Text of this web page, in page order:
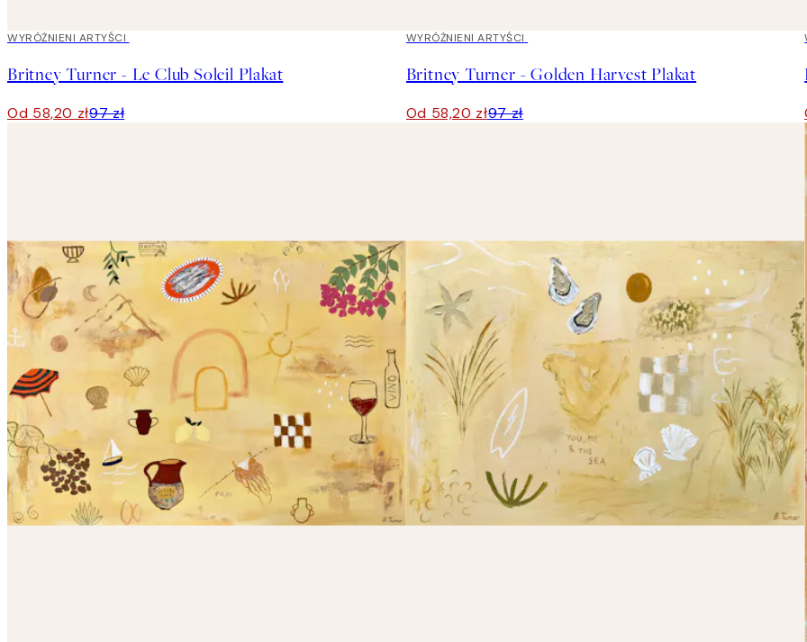
40%*
WYRÓŻNIENI ARTYŚCI
Britney Turner - Le Club Soleil Plakat
Od 58,20 zł97 zł
40%*
WYRÓŻNIENI ARTYŚCI
Britney Turner - Golden Harvest Plakat
Od 58,20 zł97 zł